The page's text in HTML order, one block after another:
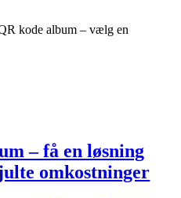
kode album – vælg en
– få en løsning
omkostninger